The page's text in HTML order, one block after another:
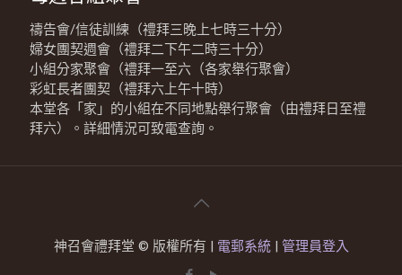
禱告會/信徒訓練（禮拜三晚上七時三十分）
婦女團契週會（禮拜二下午二時三十分）
小組分家聚會（禮拜一至六（各家舉行聚會）
彩虹長者團契（禮拜六上午十時）
本堂各「家」的小組在不同地點舉行聚會（由禮拜日至禮
拜六）。詳細情況可致電查詢。
神召會禮拜堂 © 版權所有 | 電郵系統 管理員登入